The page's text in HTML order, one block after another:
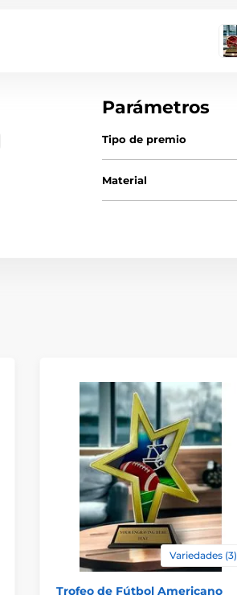
Parámetros
Tipo de premio
Material
Variedades (3)
Trofeo de Fútbol Americano